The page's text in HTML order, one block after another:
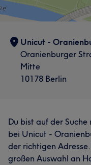
Unicut -
Oranienburger
Mitte
10178 Berlin
Du bist auf der
bei Unicut -
der richtigen
großen Auswahl an